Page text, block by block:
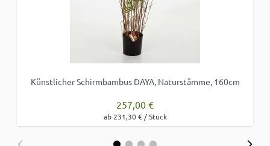
Künstlicher Schirmbambus DAYA, Naturstämme, 160cm
257,00 €
ab 231,30 € / Stück